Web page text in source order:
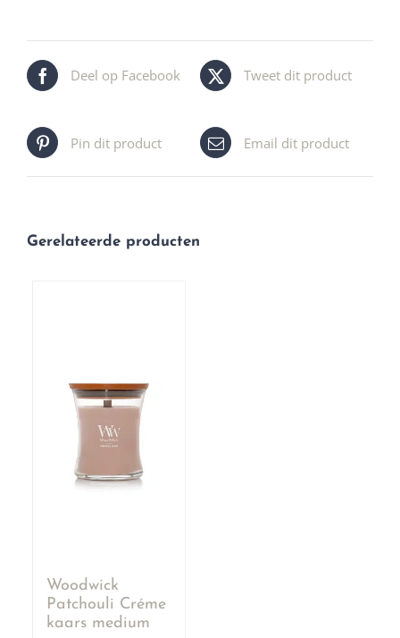
Deel op Facebook Tweet dit product
Pin dit product Email dit product
Gerelateerde producten
Woodwick
Patchouli Créme
kaars medium